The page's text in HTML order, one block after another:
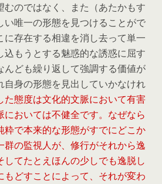
むのではなく、また（あたかもす
い唯一の形態を見つけることがで
に存在する相違を消し去って単一
込もうとする魅惑的な誘惑に屈す
んども繰り返して強調する価値が
自身の形態を見出していかなけれ
た態度は文化的文脈において有害
においては不健全です。なぜなら
粋で本来的な形態がすでにどこか
群の監視人が、修行がそれから逸
してたとえほんの少しでも逸脱し
もどすことによって、それが変わ